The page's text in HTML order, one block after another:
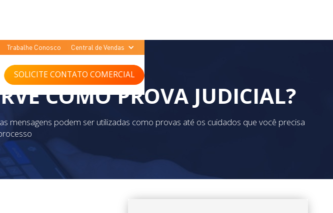
Trabalhe Conosco Central de Vendas
SOLICITE CONTATO COMERCIAL
COMO PROVA JUDICIAL?
mensagens podem ser utilizadas como provas até os cuidados que você precisa